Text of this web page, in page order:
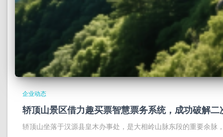
企业动态
轿顶山景区借力趣买票智慧票务系统，成功破解
轿顶山坐落于汉源县皇木办事处，是大相岭山脉东段的重要余脉